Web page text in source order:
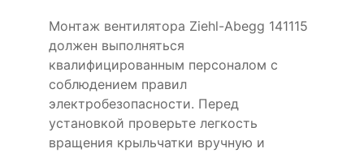
Монтаж вентилятора Ziehl-Abegg 141115
должен выполняться
квалифицированным персоналом с
соблюдением правил
электробезопасности. Перед
установкой проверьте легкость
вращения крыльчатки вручную и